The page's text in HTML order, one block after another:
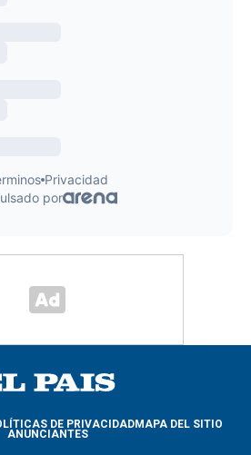
DE PRIVACIDADMAPA DEL SITIO
ANUNCIANTES